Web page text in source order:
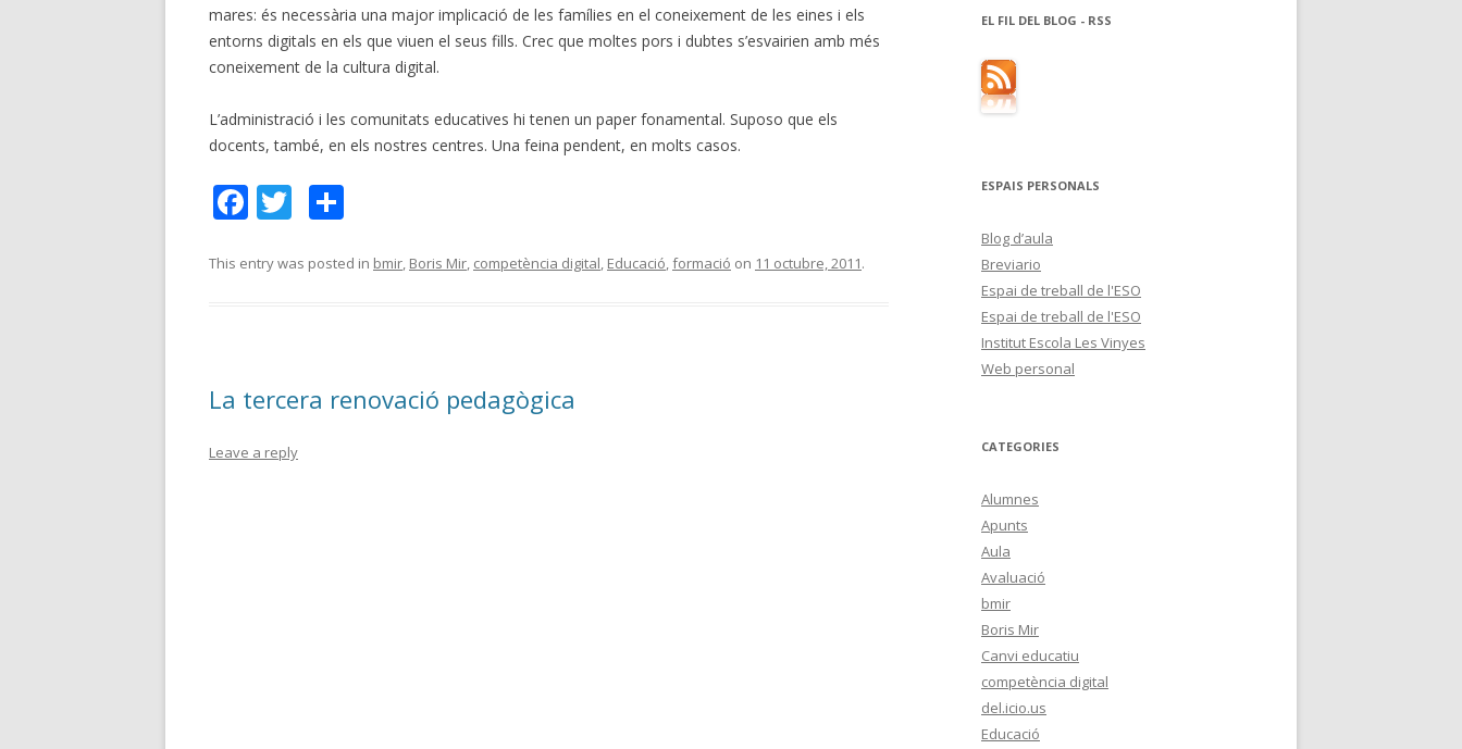
mares: és necessària una major implicació de les famílies en el coneixement de les eines i els
entorns digitals en els que viuen el seus fills. Crec que moltes pors i dubtes s’esvairien amb més
coneixement de la cultura digital.
L’administració i les comunitats educatives hi tenen un paper fonamental. Suposo que els
docents, també, en els nostres centres. Una feina pendent, en molts casos.
F
e
k
T
itt m
ix
This entry was posted in bmir, Boris Mir, competència digital, Educació,formació on 11 octubre, 2011.
La tercera renovació pedagògica
Leave a reply
EL FIL DEL BLOG - RSS
ESPAIS PERSONALS
Blog d’aula
Breviario
Espai de treball de l'ESO
Espai de treball de l'ESO
Institut Escola Les Vinyes
Web personal
CATEGORIES
Alumnes
Apunts
Aula
Avaluació
bmir
Boris Mir
Canvi educatiu
competència digital
del.icio.us
Educació